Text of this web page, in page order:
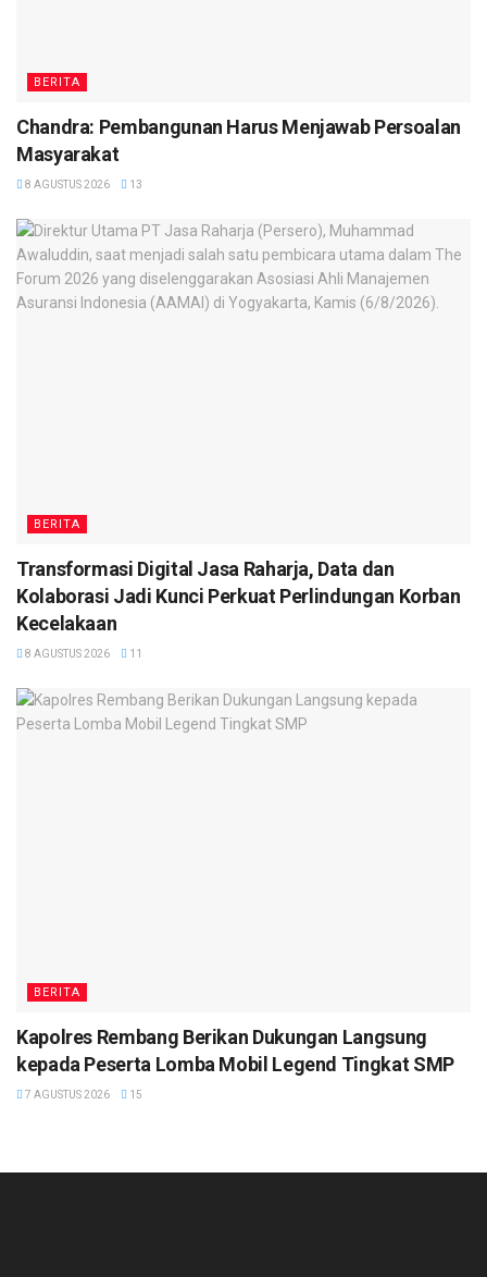
BERITA
Chandra: Pembangunan Harus Menjawab Persoalan
Masyarakat
8 AGUSTUS 2026 13
BERITA
Transformasi Digital Jasa Raharja, Data dan
Kolaborasi Jadi Kunci Perkuat Perlindungan Korban
Kecelakaan
8 AGUSTUS 2026 11
BERITA
Kapolres Rembang Berikan Dukungan Langsung
kepada Peserta Lomba Mobil Legend Tingkat SMP
7 AGUSTUS 2026 15